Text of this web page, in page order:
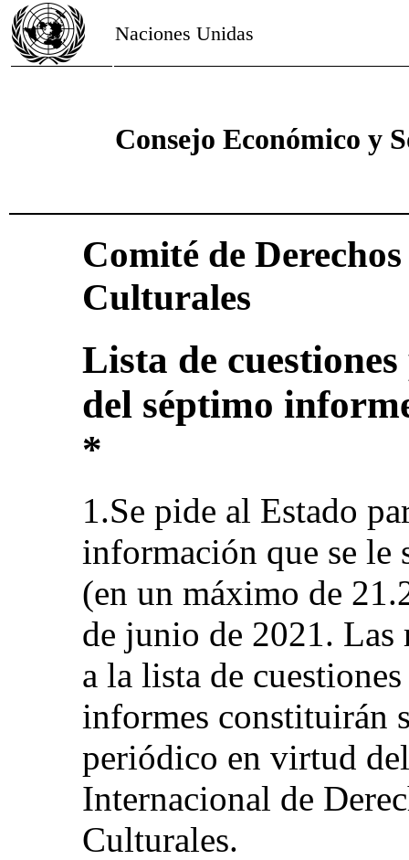
Naciones Unidas
Consejo Económico y
Comité de
Culturales
Lista de
del séptimo
*
1.Se pide al Estado
información que se le
(en un máximo de
de junio de 2021. Las
a la lista de
informes constituirán
periódico en virtud
Internacional de
Culturales.